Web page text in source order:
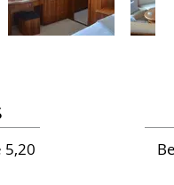
5,20